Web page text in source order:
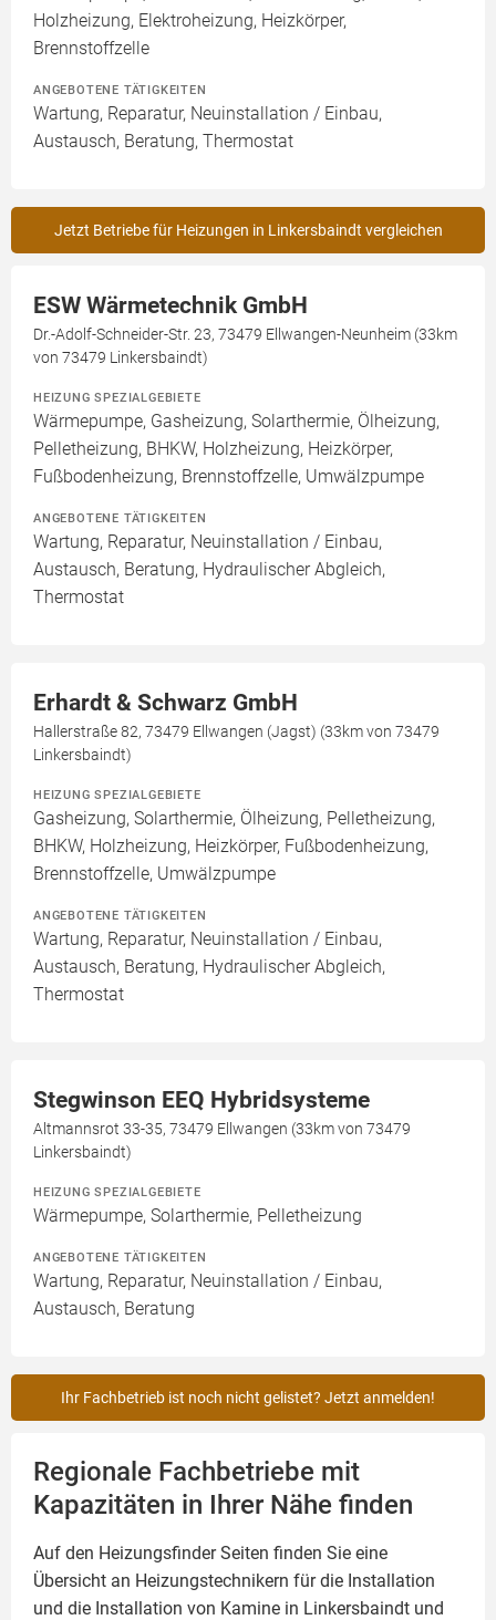
Holzheizung, Elektroheizung, Heizkörper,
Brennstoffzelle
ANGEBOTENE TÄTIGKEITEN
Wartung, Reparatur, Neuinstallation / Einbau,
Austausch, Beratung, Thermostat
Jetzt Betriebe für Heizungen in Linkersbaindt vergleichen
ESW Wärmetechnik GmbH
Dr.-Adolf-Schneider-Str. 23, 73479 Ellwangen-Neunheim (33km
von 73479 Linkersbaindt)
HEIZUNG SPEZIALGEBIETE
Wärmepumpe, Gasheizung, Solarthermie, Ölheizung,
Pelletheizung, BHKW, Holzheizung, Heizkörper,
Fußbodenheizung, Brennstoffzelle, Umwälzpumpe
ANGEBOTENE TÄTIGKEITEN
Wartung, Reparatur, Neuinstallation / Einbau,
Austausch, Beratung, Hydraulischer Abgleich,
Thermostat
Erhardt & Schwarz GmbH
Hallerstraße 82, 73479 Ellwangen (Jagst) (33km von 73479
Linkersbaindt)
HEIZUNG SPEZIALGEBIETE
Gasheizung, Solarthermie, Ölheizung, Pelletheizung,
BHKW, Holzheizung, Heizkörper, Fußbodenheizung,
Brennstoffzelle, Umwälzpumpe
ANGEBOTENE TÄTIGKEITEN
Wartung, Reparatur, Neuinstallation / Einbau,
Austausch, Beratung, Hydraulischer Abgleich,
Thermostat
Stegwinson EEQ Hybridsysteme
Altmannsrot 33-35, 73479 Ellwangen (33km von 73479
Linkersbaindt)
HEIZUNG SPEZIALGEBIETE
Wärmepumpe, Solarthermie, Pelletheizung
ANGEBOTENE TÄTIGKEITEN
Wartung, Reparatur, Neuinstallation / Einbau,
Austausch, Beratung
Ihr Fachbetrieb ist noch nicht gelistet? Jetzt anmelden!
Regionale Fachbetriebe mit
Kapazitäten in Ihrer Nähe finden
Auf den Heizungsfinder Seiten finden Sie eine
Übersicht an Heizungstechnikern für die Installation
und die Installation von Kamine in Linkersbaindt und